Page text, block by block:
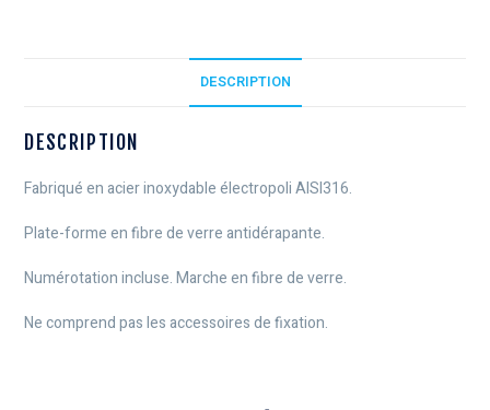
DESCRIPTION
DESCRIPTION
Fabriqué en acier inoxydable électropoli AISI316.
Plate-forme en fibre de verre antidérapante.
Numérotation incluse. Marche en fibre de verre.
Ne comprend pas les accessoires de fixation.